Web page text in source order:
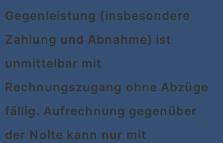
Gegenleistung (insbesondere
Zahlung und Abnahme) ist
unmittelbar mit
Rechnungszugang ohne Abzüge
fällig. Aufrechnung gegenüber
der Nolte kann nur mit